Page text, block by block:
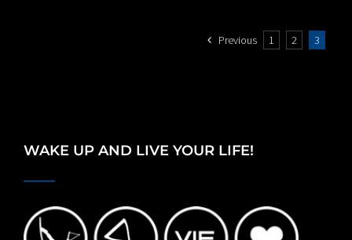
Previous 1 2 3
WAKE UP AND LIVE YOUR LIFE!